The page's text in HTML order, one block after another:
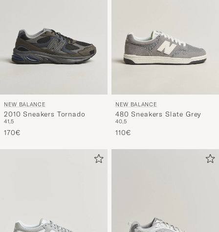
NEW BALANCE
2010 Sneakers Tornado
41,5
170€
NEW BALANCE
480 Sneakers Slate Grey
40,5
110€